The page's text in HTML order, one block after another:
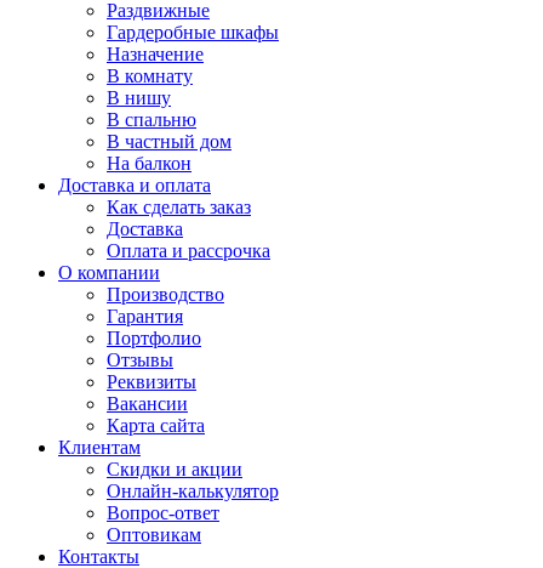
Раздвижные
Гардеробные шкафы
Назначение
В комнату
В нишу
В спальню
В частный дом
На балкон
Доставка и оплата
Как сделать заказ
Доставка
Оплата и рассрочка
О компании
Производство
Гарантия
Портфолио
Отзывы
Реквизиты
Вакансии
Карта сайта
Клиентам
Скидки и акции
Онлайн-калькулятор
Вопрос-ответ
Оптовикам
Контакты